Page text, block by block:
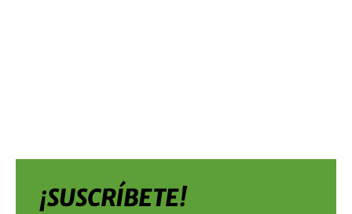
¡SUSCRÍBETE!